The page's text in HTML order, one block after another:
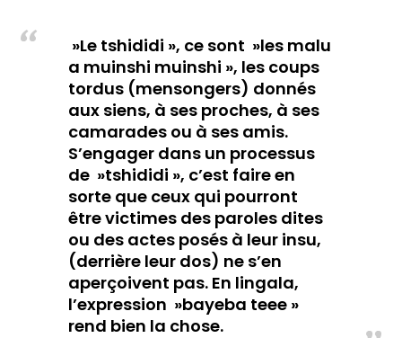
»Le tshididi », ce sont »les malu
a muinshi muinshi », les coups
tordus (mensongers) donnés
aux siens, à ses proches, à ses
camarades ou à ses amis.
S’engager dans un processus
de »tshididi », c’est faire en
sorte que ceux qui pourront
être victimes des paroles dites
ou des actes posés à leur insu,
(derrière leur dos) ne s’en
aperçoivent pas. En lingala,
l’expression »bayeba teee »
rend bien la chose.